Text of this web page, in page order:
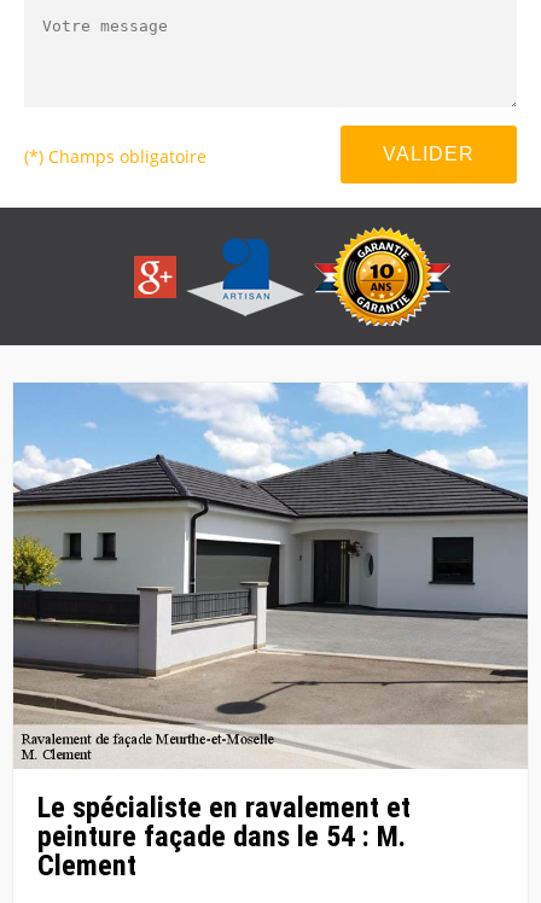
(*) Champs obligatoire
Le spécialiste en ravalement et
peinture façade dans le 54 : M.
Clement